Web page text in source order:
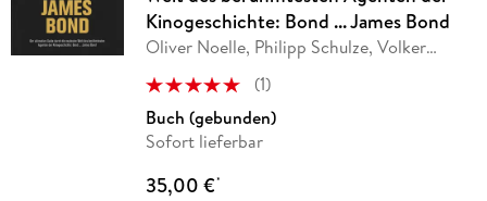
Kinogeschichte: Bond ... James Bond
Oliver Noelle, Philipp Schulze, Volker
(1)
Buch (gebunden)
Sofort lieferbar
35,00 €*